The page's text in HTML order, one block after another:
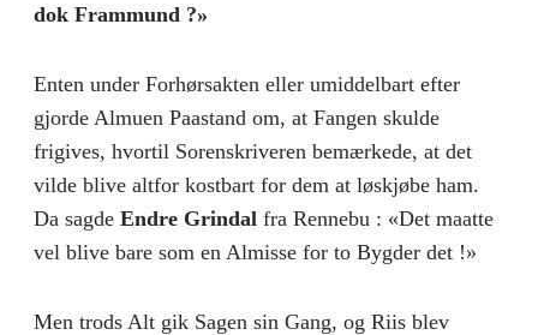
dok Frammund ?»
Enten under Forhørsakten eller umiddelbart efter
gjorde Almuen Paastand om, at Fangen skulde
frigives, hvortil Sorenskriveren bemærkede, at det
vilde blive altfor kostbart for dem at løskjøbe ham.
Da sagde Endre Grindal fra Rennebu : «Det maatte
vel blive bare som en Almisse for to Bygder det !»
Men trods Alt gik Sagen sin Gang, og Riis blev